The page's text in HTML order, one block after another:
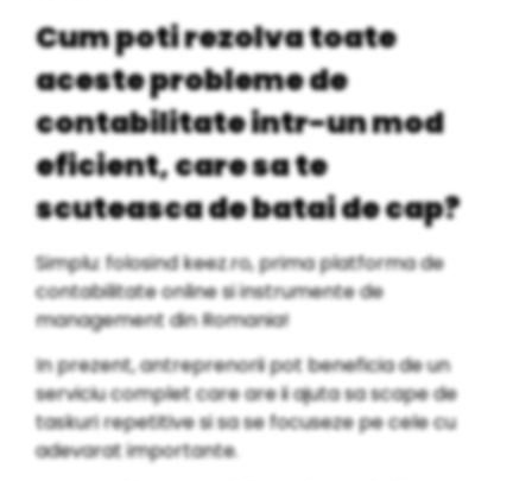
Cum poti rezolva toate
aceste probleme de
contabilitate intr-un mod
eficient, care sa te
scuteasca de batai de cap?
Simplu: folosind keez.ro, prima platforma de
contabilitate online si instrumente de
management din Romania!
In prezent, antreprenorii pot beneficia de un
serviciu complet care are ii ajuta sa scape de
taskuri repetitive si sa se focuseze pe cele cu
adevarat importante.